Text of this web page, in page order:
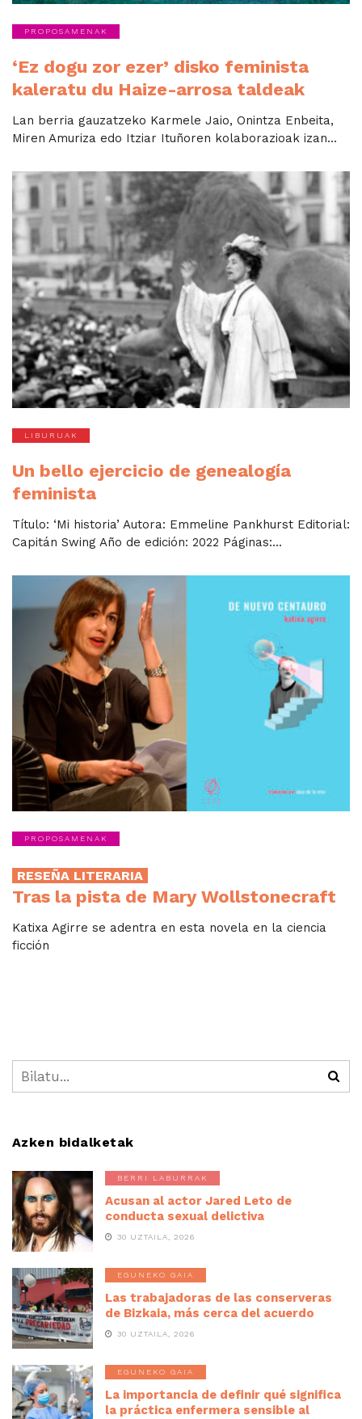
PROPOSAMENAK
‘Ez dogu zor ezer’ disko feminista
kaleratu du Haize-arrosa taldeak
Lan berria gauzatzeko Karmele Jaio, Onintza Enbeita,
Miren Amuriza edo Itziar Ituñoren kolaborazioak izan...
LIBURUAK
Un bello ejercicio de genealogía
feminista
Título: ‘Mi historia’ Autora: Emmeline Pankhurst Editorial:
Capitán Swing Año de edición: 2022 Páginas:...
PROPOSAMENAK
RESEÑA LITERARIA
Tras la pista de Mary Wollstonecraft
Katixa Agirre se adentra en esta novela en la ciencia
ficción
Azken bidalketak
BERRI LABURRAK
Acusan al actor Jared Leto de
conducta sexual delictiva
30 UZTAILA, 2026
EGUNEKO GAIA
Las trabajadoras de las conserveras
de Bizkaia, más cerca del acuerdo
30 UZTAILA, 2026
EGUNEKO GAIA
La importancia de definir qué significa
la práctica enfermera sensible al